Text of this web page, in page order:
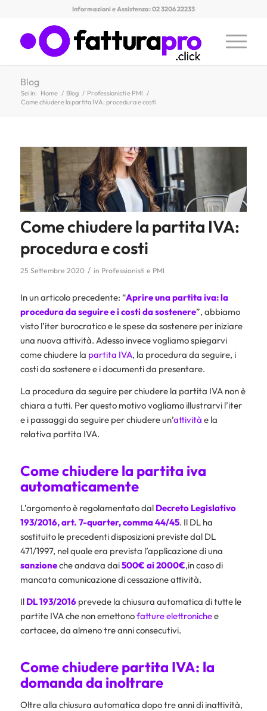
Informazioni e Assistenza: 02 3206 22233
Blog
Sei in: Home / Blog / Professionisti e PMI /
Come chiudere la partita IVA: procedura e costi
Come chiudere la partita IVA:
procedura e costi
25 Settembre 2020 / in Professionisti e PMI
In un articolo precedente: “Aprire una partita iva: la
procedura da seguire e i costi da sostenere”, abbiamo
visto l’iter burocratico e le spese da sostenere per iniziare
una nuova attività. Adesso invece vogliamo spiegarvi
come chiudere la partita IVA, la procedura da seguire, i
costi da sostenere e i documenti da presentare.
La procedura da seguire per chiudere la partita IVA non è
chiara a tutti. Per questo motivo vogliamo illustrarvi l’iter
e i passaggi da seguire per chiudere un’attività e la
relativa partita IVA.
Come chiudere la partita iva
automaticamente
L’argomento è regolamentato dal Decreto Legislativo
193/2016, art. 7-quarter, comma 44/45. Il DL ha
sostituito le precedenti disposizioni previste dal DL
471/1997, nel quale era prevista l’applicazione di una
sanzioneche andava dai500€ ai 2000€,in caso di
mancata comunicazione di cessazione attività.
IlDL 193/2016prevede la chiusura automatica di tutte le
partite IVA che non emettonofatture elettronichee
cartacee, da almeno tre anni consecutivi.
Come chiudere partita IVA: la
domanda da inoltrare
Oltre alla chiusura automatica dopo tre anni di inattività,